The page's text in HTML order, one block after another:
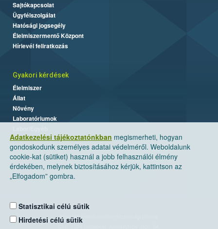
Adatkezelési tájékoztatónkban megismerheti, hogyan
gondoskodunk személyes adatai védelméről. Weboldalunk
cookie-kat (sütiket) használ a jobb felhasználói élmény
érdekében, melynek biztosításához kérjük, kattintson az
„Elfogadom” gombra.
Statisztikai célú sütik
Hirdetési célú sütik
Sajtókapcsolat
Ügyfélszolgálat
Hatósági jogsegély
Élelmiszermentő Központ
Hírlevél feliratkozás
Gyakori kérdések
Élelmiszer
Állat
Növény
Laboratóriumok
Nemzeti Élelmiszerlánc-biztonsági Hivatal